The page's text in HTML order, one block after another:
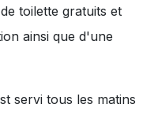
toilette gratuits et
ainsi que d'une
servi tous les matins